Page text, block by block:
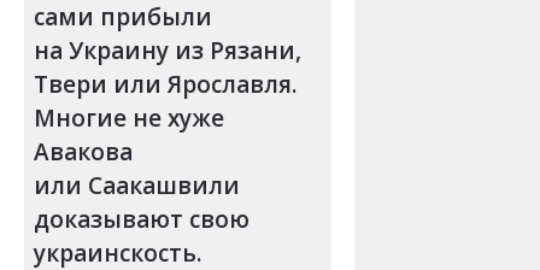
сами прибыли
на Украину из Рязани,
Твери или Ярославля.
Многие не хуже
Авакова
или Саакашвили
доказывают свою
украинскость.